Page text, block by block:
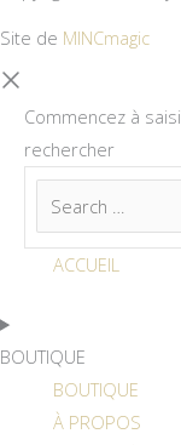
Site de MINCmagic
Commencez à
rechercher
ACCUEIL
BOUTIQUE
BOUTIQUE
À PROPOS